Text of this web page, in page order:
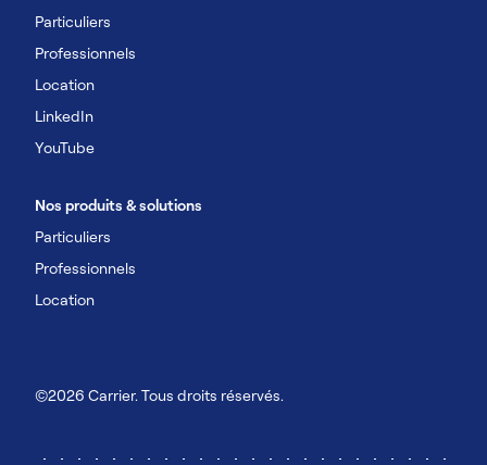
Particuliers
Professionnels
Location
LinkedIn
YouTube
Nos produits & solutions
Particuliers
Professionnels
Location
©2026 Carrier. Tous droits réservés.